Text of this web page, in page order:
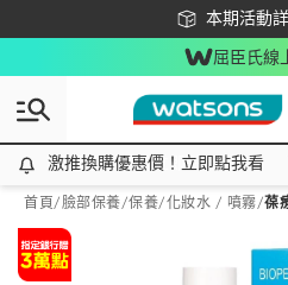
本期活動
下載app最
屈臣氏線
激推換購優惠價！立即點我看
激推換購優惠價！立即點我看
首頁/臉部保養/保養/化妝水 / 噴霧/葆